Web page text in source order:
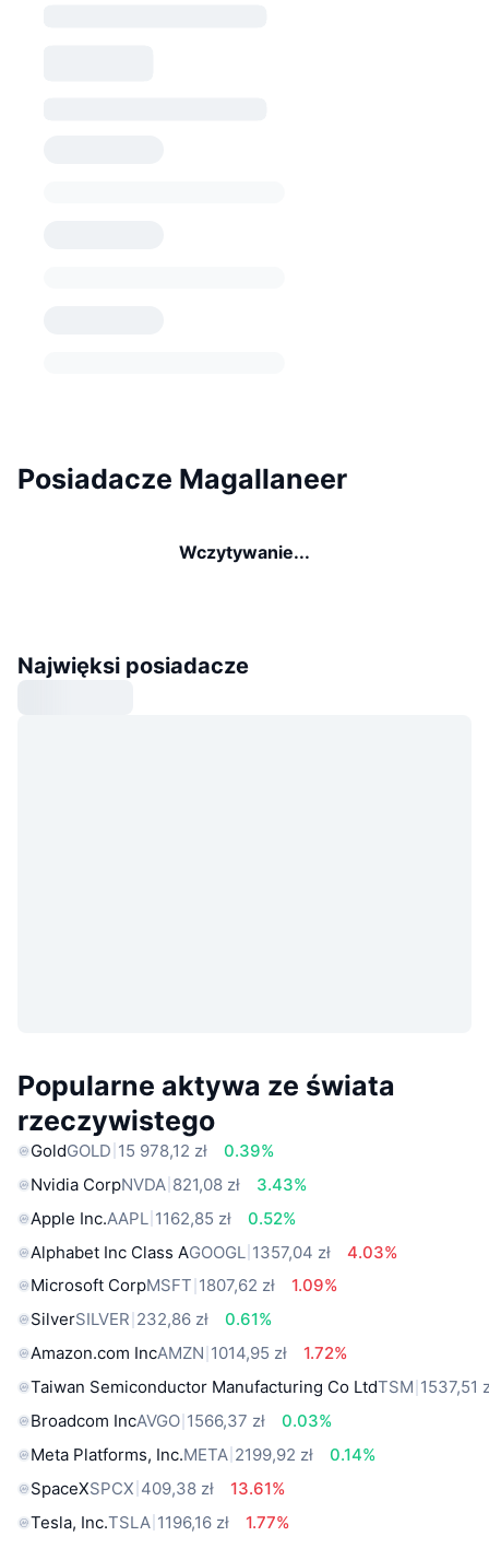
Posiadacze Magallaneer
Wczytywanie...
Najwięksi posiadacze
Popularne aktywa ze świata
rzeczywistego
GoldGOLD 15 978,12 zł
0.39%
Nvidia CorpNVDA 821,08 zł
3.43%
Apple Inc.AAPL 1162,85 zł
0.52%
Alphabet Inc Class AGOOGL 1357,04 zł
4.03%
Microsoft CorpMSFT 1807,62 zł
1.09%
SilverSILVER 232,86 zł
0.61%
Amazon.com IncAMZN 1014,95 zł
1.72%
Taiwan Semiconductor Manufacturing Co LtdTSM 1537,51
Broadcom IncAVGO 1566,37 zł
0.03%
Meta Platforms, Inc.META 2199,92 zł
0.14%
SpaceXSPCX 409,38 zł
13.61%
Tesla, Inc.TSLA 1196,16 zł
1.77%